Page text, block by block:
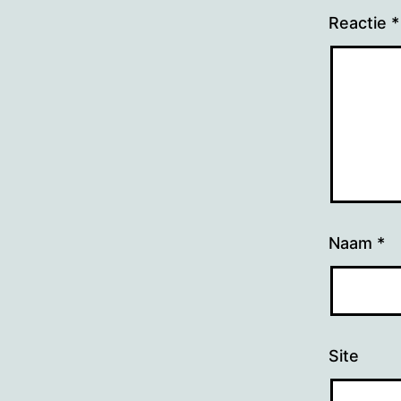
Reactie *
Naam *
Site